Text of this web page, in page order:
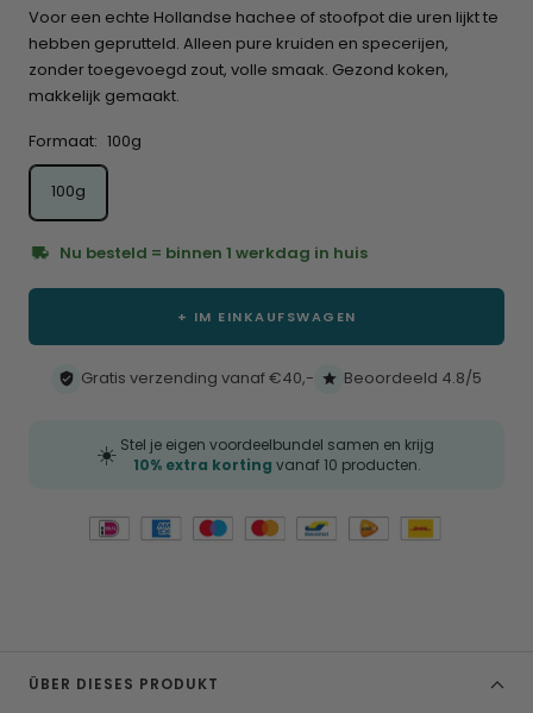
bewertet
den
Rezensionen
zu
Voor een echte Hollandse hachee of stoofpot die uren lijkt te
hebben geprutteld. Alleen pure kruiden en specerijen,
zonder toegevoegd zout, volle smaak. Gezond koken,
makkelijk gemaakt.
Formaat: 100g
100g
Nu besteld = binnen 1 werkdag in huis
+ IM EINKAUFSWAGEN
Gratis verzending vanaf €40,- Beoordeeld 4.8/5
☀️ Stel je eigen voordeelbundel samen en krijg
10% extra korting vanaf 10 producten.
ÜBER DIESES PRODUKT